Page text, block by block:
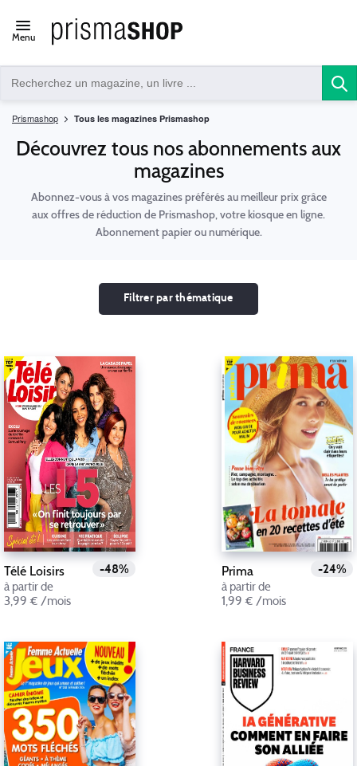
Open/close
navigation
Menu
Prismashop Tous les magazines Prismashop
Découvrez tous nos abonnements aux
magazines
Abonnez-vous à vos magazines préférés au meilleur prix grâce
aux offres de réduction de Prismashop, votre kiosque en ligne.
Abonnement papier ou numérique.
Filtrer par thématique
Télé Loisirs
à partir de
3,99 € /mois
-48% Prima
à partir de
1,99 € /mois
-24%